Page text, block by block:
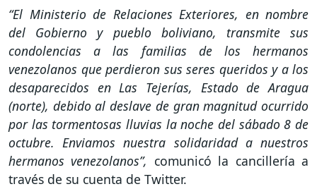
“El Ministerio de Relaciones Exteriores, en nombre
del Gobierno y pueblo boliviano, transmite sus
condolencias a las familias de los hermanos
venezolanos que perdieron sus seres queridos y a los
desaparecidos en Las Tejerías, Estado de Aragua
(norte), debido al deslave de gran magnitud ocurrido
por las tormentosas lluvias la noche del sábado 8 de
octubre. Enviamos nuestra solidaridad a nuestros
hermanos venezolanos”, comunicó la cancillería a
través de su cuenta de Twitter.